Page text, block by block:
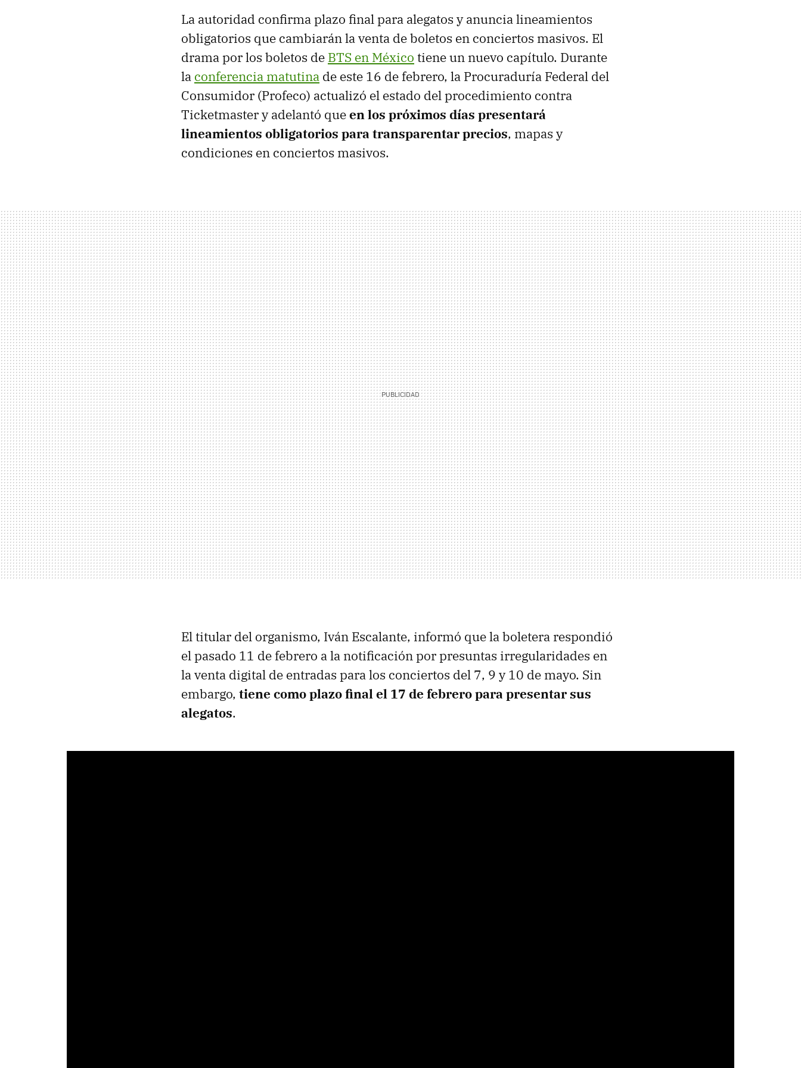
La autoridad confirma plazo final para alegatos y anuncia lineamientos
obligatorios que cambiarán la venta de boletos en conciertos masivos. El
drama por los boletos de BTS en México tiene un nuevo capítulo. Durante
la conferencia matutina de este 16 de febrero, la Procuraduría Federal del
Consumidor (Profeco) actualizó el estado del procedimiento contra
Ticketmaster y adelantó queen los próximos días presentará
lineamientos obligatorios para transparentar precios, mapas y
condiciones en conciertos masivos.
El titular del organismo, Iván Escalante, informó que la boletera respondió
el pasado 11 de febrero a la notificación por presuntas irregularidades en
la venta digital de entradas para los conciertos del 7, 9 y 10 de mayo. Sin
embargo, tiene como plazo final el 17 de febrero para presentar sus
alegatos.